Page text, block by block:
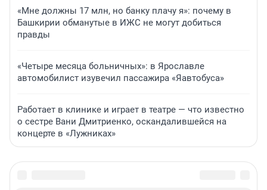
«Мне должны 17 млн, но банку плачу я»: почему в
Башкирии обманутые в ИЖС не могут добиться
правды
«Четыре месяца больничных»: в Ярославле
автомобилист изувечил пассажира «Яавтобуса»
Работает в клинике и играет в театре — что известно
о сестре Вани Дмитриенко, оскандалившейся на
концерте в «Лужниках»